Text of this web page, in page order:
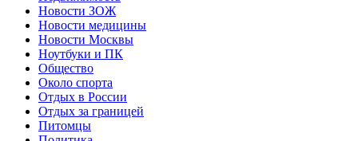
Новости ЗОЖ
Новости медицины
Новости Москвы
Ноутбуки и ПК
Общество
Около спорта
Отдых в России
Отдых за границей
Питомцы